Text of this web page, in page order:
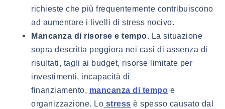
richieste che più frequentemente contribuiscono
ad aumentare i livelli di stress nocivo.
Mancanza di risorse e tempo. La situazione
sopra descritta peggiora nei casi di assenza di
risultati, tagli ai budget, risorse limitate per
investimenti, incapacità di
finanziamento, mancanza di tempo e
organizzazione. Lo stress è spesso causato dal